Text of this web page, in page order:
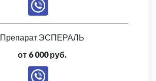
Препарат ЭСПЕРАЛЬ
от 6 000 руб.